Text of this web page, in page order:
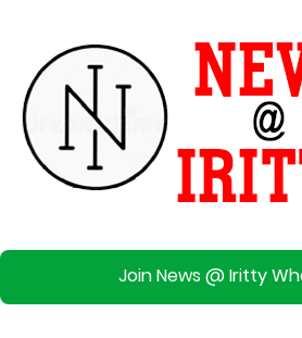
Join News @ Iritty